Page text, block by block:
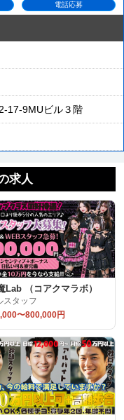
電話応募
17-9MUビル３階
求人
Lab （コアクマラボ）
スタッフ
〜800,000円